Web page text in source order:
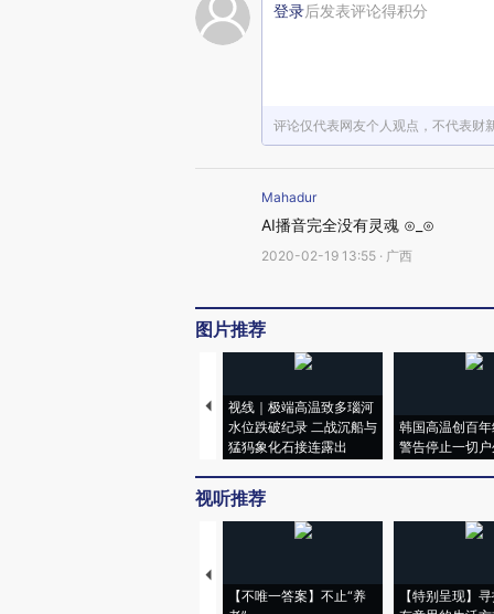
登录后发表评论得积分
评论仅代表网友个人观点，不代表财
Mahadur
AI播音完全没有灵魂 ⊙_⊙
2020-02-19 13:55 · 广西
图片推荐
视线｜极端高温致多瑙河
水位跌破纪录 二战沉船与
猛犸象化石接连露出
韩国高温创百
警告停止一切
视听推荐
【不唯一答案】不止“养
【特别呈现】